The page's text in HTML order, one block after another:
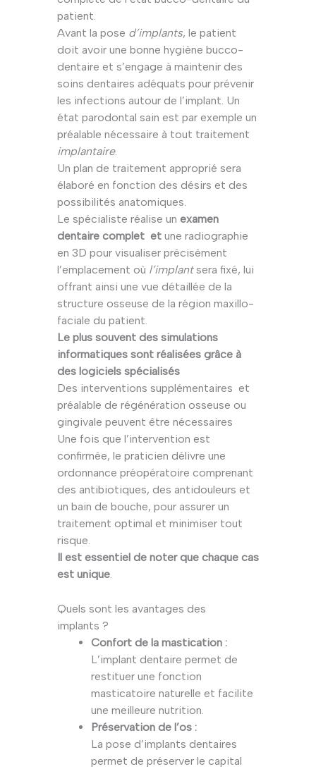
patient.
Avant la pose d’implants, le patient
doit avoir une bonne hygiène bucco-
dentaire et s’engage à maintenir des
soins dentaires adéquats pour prévenir
les infections autour de l’implant. Un
état parodontal sain est par exemple un
préalable nécessaire à tout traitement
implantaire.
Un plan de traitement approprié sera
élaboré en fonction des désirs et des
possibilités anatomiques.
Le spécialiste réalise un examen
dentaire complet et une radiographie
en 3D pour visualiser précisément
l’emplacement où l’implantsera fixé, lui
offrant ainsi une vue détaillée de la
structure osseuse de la région maxillo-
faciale du patient.
Le plus souvent des simulations
informatiques sont réalisées grâce à
des logiciels spécialisés
Des interventions supplémentaires et
préalable de régénération osseuse ou
gingivale peuvent être nécessaires
Une fois que l’intervention est
confirmée, le praticien délivre une
ordonnance préopératoire comprenant
des antibiotiques, des antidouleurs et
un bain de bouche, pour assurer un
traitement optimal et minimiser tout
risque.
Il est essentiel de noter que chaque cas
est unique.
Quels sont les avantages des
implants ?
Confort de la mastication :
L’implant dentaire permet de
restituer une fonction
masticatoire naturelle et facilite
une meilleure nutrition.
Préservation de l’os :
La pose d’implants dentaires
permet de préserver le capital